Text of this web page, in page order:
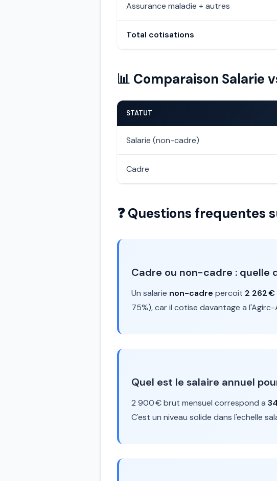
Assurance maladie + autres
Total cotisations
📊 Comparaison Salarie
STATUT
Salarie (non-cadre)
Cadre
❓ Questions frequentes
Cadre ou non-cadre : quelle
Un salarie non-cadre percoit 2 262
75%), car il cotise davantage a
Quel est le salaire annuel
2 900 € brut mensuel correspond a
C'est un niveau solide dans l'echelle